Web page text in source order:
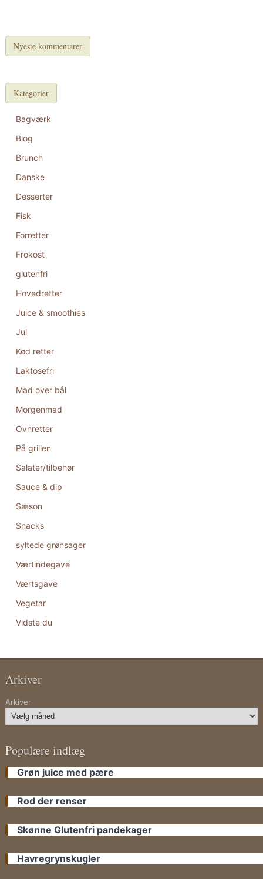
Nyeste kommentarer
Kategorier
Bagværk
Blog
Brunch
Danske
Desserter
Fisk
Forretter
Frokost
glutenfri
Hovedretter
Juice & smoothies
Jul
Kød retter
Laktosefri
Mad over bål
Morgenmad
Ovnretter
På grillen
Salater/tilbehør
Sauce & dip
Sæson
Snacks
syltede grønsager
Værtindegave
Værtsgave
Vegetar
Vidste du
Arkiver
Arkiver
Populære indlæg
Grøn juice med pære
Rod der renser
Skønne Glutenfri pandekager
Havregrynskugler